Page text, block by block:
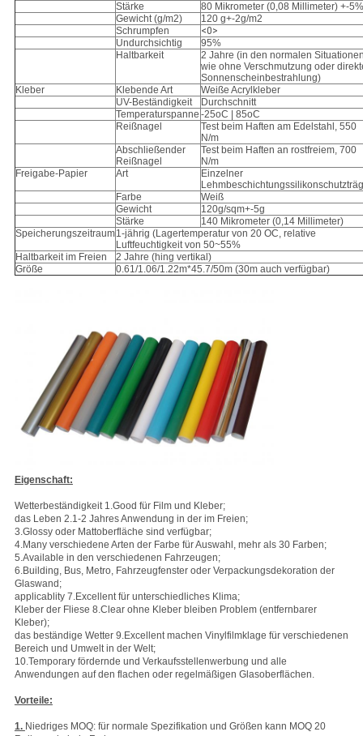
Stärke
80 Mikrometer (0,08 Millimeter) +-5%
Gewicht (g/m2)
120 g+-2g/m2
Schrumpfen
<0>
Undurchsichtig
95%
Haltbarkeit
2 Jahre (in den normalen
wie ohne Verschmutzung oder
Sonnenscheinbestrahlung)
Kleber
Klebende Art
Weiße Acrylkleber
UV-Beständigkeit
Durchschnitt
Temperaturspanne -25oC | 85oC
Reißnagel
Test beim Haften am Edelstahl, 550
N/m
Abschließender
Reißnagel
Test beim Haften an rostfreiem, 700
N/m
Freigabe-Papier
Art
Einzelner
Farbe
Weiß
Gewicht
120g/sqm+-5g
Stärke
140 Mikrometer (0,14 Millimeter)
Speicherungszeitraum1-jährig (Lagertemperatur von 20 OC, relative
Luftfeuchtigkeit von 50~55%
Haltbarkeit im Freien
2 Jahre (hing vertikal)
Größe
0.61/1.06/1.22m*45.7/50m (30m auch verfügbar)
Eigenschaft:
Wetterbeständigkeit 1.Good für Film und Kleber;
das Leben 2.1-2 Jahres Anwendung in der im Freien;
3.Glossy oder Mattoberfläche sind verfügbar;
4.Many verschiedene Arten der Farbe für Auswahl, mehr als 30 Farben;
5.Available in den verschiedenen Fahrzeugen;
6.Building, Bus, Metro, Fahrzeugfenster oder Verpackungsdekoration der
Glaswand;
applicablity 7.Excellent für unterschiedliches Klima;
Kleber der Fliese 8.Clear ohne Kleber bleiben Problem (entfernbarer
Kleber);
das beständige Wetter 9.Excellent machen Vinylfilmklage für verschiedenen
Bereich und Umwelt in der Welt;
10.Temporary fördernde und Verkaufsstellenwerbung und alle
Anwendungen auf den flachen oder regelmäßigen Glasoberflächen.
Vorteile:
1. Niedriges MOQ: für normale Spezifikation und Größen kann MOQ 20